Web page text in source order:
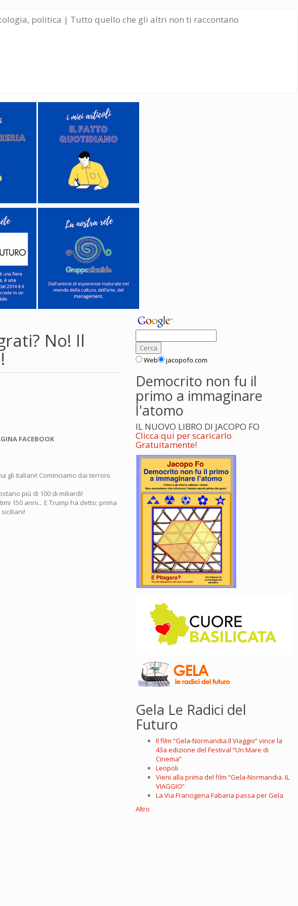
politica | Tutto quello che gli altri non ti raccontano
No! Il
FACEBOOK
gli italiani! Cominciamo dai terroni.
più di 100 di miliardi!
150 anni... E Trump ha detto: prima
Web jacopofo.com
Democrito non fu il
primo a immaginare
l'atomo
IL NUOVO LIBRO DI JACOPO FO
Clicca qui per scaricarlo
Gratuitamente!
Gela Le Radici del
Futuro
Il film “Gela-Normandia.Il Viaggio” vince la
43a edizione del Festival “Un Mare di
Cinema”
Leopoli
Vieni alla prima del film “Gela-Normandia. IL
VIAGGIO”
La Via Francigena Fabaria passa per Gela
Altro